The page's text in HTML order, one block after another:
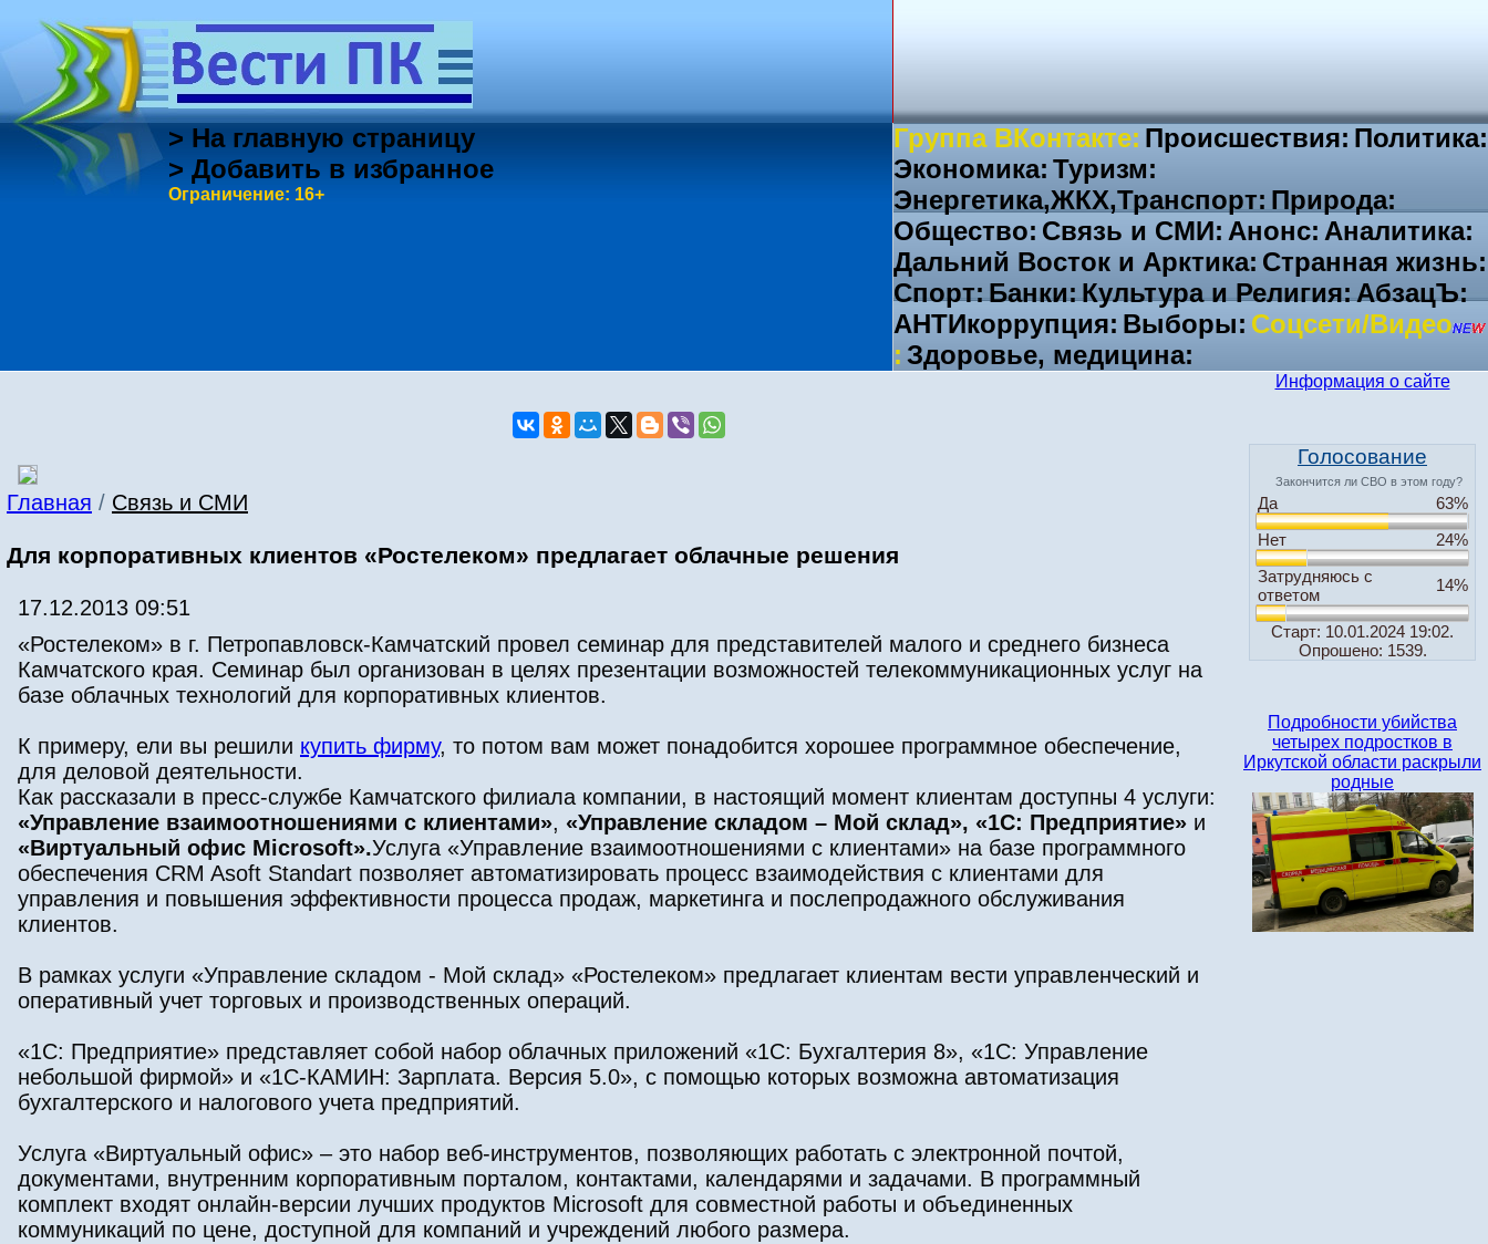
> На главную страницу
> Добавить в избранное
Ограничение: 16+
Группа ВКонтакте: Происшествия: Политика:
Экономика: Туризм:
Энергетика,ЖКХ,Транспорт: Природа:
Общество: Связь и СМИ: Анонс: Аналитика:
Дальний Восток и Арктика: Странная жизнь:
Спорт:Банки:Культура и Религия:АбзацЪ:
АНТИкоррупция: Выборы: Соцсети/Видео
: Здоровье, медицина:
Главная / Связь и СМИ
Для корпоративных клиентов «Ростелеком» предлагает облачные решения
17.12.2013 09:51
«Ростелеком» в г. Петропавловск-Камчатский провел семинар для представителей малого и среднего бизнеса
Камчатского края. Семинар был организован в целях презентации возможностей телекоммуникационных услуг на
базе облачных технологий для корпоративных клиентов.
К примеру, ели вы решили купить фирму, то потом вам может понадобится хорошее программное обеспечение,
для деловой деятельности.
Как рассказали в пресс-службе Камчатского филиала компании, в настоящий момент клиентам доступны 4 услуги:
«Управление взаимоотношениями с клиентами», «Управление складом – Мой склад», «1С: Предприятие» и
«Виртуальный офис Microsoft».Услуга «Управление взаимоотношениями с клиентами» на базе программного
обеспечения CRM Asoft Standart позволяет автоматизировать процесс взаимодействия с клиентами для
управления и повышения эффективности процесса продаж, маркетинга и послепродажного обслуживания
клиентов.
В рамках услуги «Управление складом - Мой склад» «Ростелеком» предлагает клиентам вести управленческий и
оперативный учет торговых и производственных операций.
«1С: Предприятие» представляет собой набор облачных приложений «1С: Бухгалтерия 8», «1С: Управление
небольшой фирмой» и «1С-КАМИН: Зарплата. Версия 5.0», с помощью которых возможна автоматизация
бухгалтерского и налогового учета предприятий.
Услуга «Виртуальный офис» – это набор веб-инструментов, позволяющих работать с электронной почтой,
документами, внутренним корпоративным порталом, контактами, календарями и задачами. В программный
комплект входят онлайн-версии лучших продуктов Microsoft для совместной работы и объединенных
коммуникаций по цене, доступной для компаний и учреждений любого размера.
Информация о сайте
Голосование
Закончится ли СВО в этом году?
Да
63%
Нет
24%
Затрудняюсь с
ответом
14%
Старт: 10.01.2024 19:02.
Опрошено: 1539.
Подробности убийства
четырех подростков в
Иркутской области раскрыли
родные